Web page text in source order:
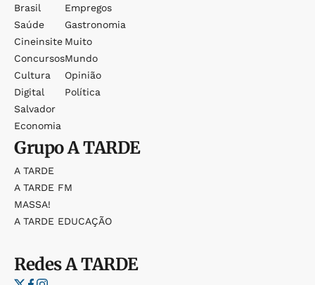
Brasil
Saúde
Cineinsite
Concursos
Cultura
Digital
Salvador
Economia
Empregos
Gastronomia
Muito
Mundo
Opinião
Política
GrupoA TARDE
A TARDE
A TARDE FM
MASSA!
A TARDE EDUCAÇÃO
RedesA TARDE